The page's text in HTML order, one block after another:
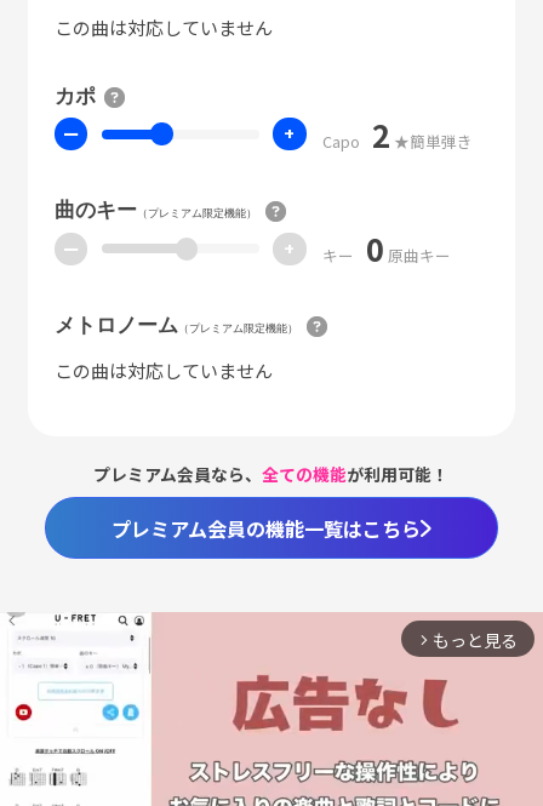
この曲は対応していません
カポ
ー + Capo 2 ★簡単弾き
曲のキー（プレミアム限定機能）
ー + キー 0 原曲キー
メトロノーム （プレミアム限定機能）
この曲は対応していません
プレミアム会員なら、全ての機能が利用可能！
プレミアム会員の機能一覧はこちら
arrow_forward_ios もっと見る